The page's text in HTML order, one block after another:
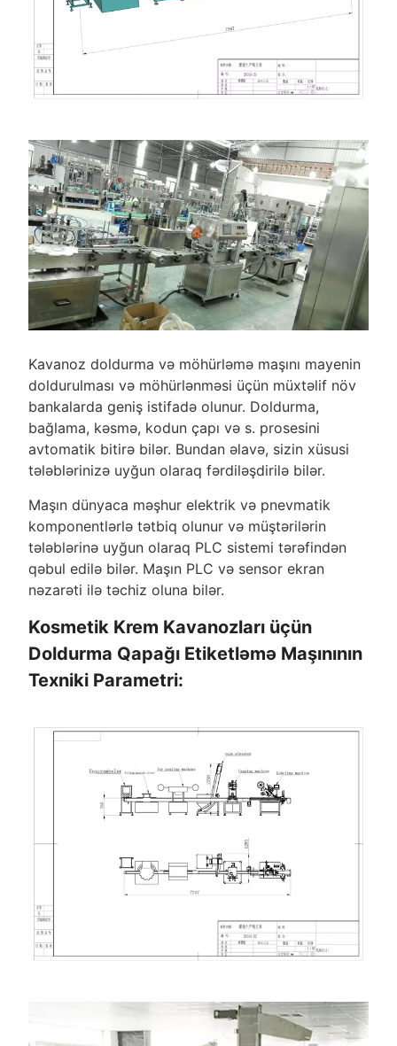
Kavanoz doldurma və möhürləmə maşını mayenin
doldurulması və möhürlənməsi üçün müxtəlif növ
bankalarda geniş istifadə olunur. Doldurma,
bağlama, kəsmə, kodun çapı və s. prosesini
avtomatik bitirə bilər. Bundan əlavə, sizin xüsusi
tələblərinizə uyğun olaraq fərdiləşdirilə bilər.
Maşın dünyaca məşhur elektrik və pnevmatik
komponentlərlə tətbiq olunur və müştərilərin
tələblərinə uyğun olaraq PLC sistemi tərəfindən
qəbul edilə bilər. Maşın PLC və sensor ekran
nəzarəti ilə təchiz oluna bilər.
Kosmetik Krem Kavanozları üçün
Doldurma Qapağı Etiketləmə Maşınının
Texniki Parametri: